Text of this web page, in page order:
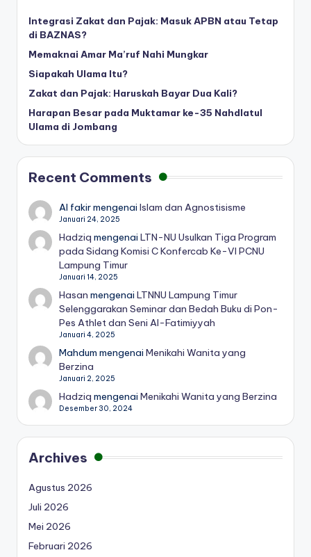
Integrasi Zakat dan Pajak: Masuk APBN atau Tetap
di BAZNAS?
Memaknai Amar Ma’ruf Nahi Mungkar
Siapakah Ulama Itu?
Zakat dan Pajak: Haruskah Bayar Dua Kali?
Harapan Besar pada Muktamar ke-35 Nahdlatul
Ulama di Jombang
Recent Comments
Al fakirmengenaiIslam dan Agnostisisme
Januari 24, 2025
Hadziq mengenaiLTN-NU Usulkan Tiga Program
pada Sidang Komisi C Konfercab Ke-VI PCNU
Lampung Timur
Januari 14, 2025
Hasan mengenaiLTNNU Lampung Timur
Selenggarakan Seminar dan Bedah Buku di Pon-
Pes Athlet dan Seni Al-Fatimiyyah
Januari 4, 2025
Mahdum mengenaiMenikahi Wanita yang
Berzina
Januari 2, 2025
Hadziq mengenaiMenikahi Wanita yang Berzina
Desember 30, 2024
Archives
Agustus 2026
Juli 2026
Mei 2026
Februari 2026